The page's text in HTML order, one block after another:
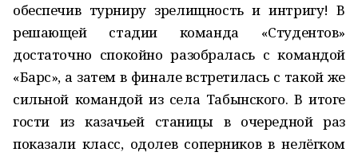
обеспечив турниру зрелищность и интригу! В
решающей стадии команда «Студентов»
достаточно спокойно разобралась с командой
«Барс», а затем в финале встретилась с такой же
сильной командой из села Табынского. В итоге
гости из казачьей станицы в очередной раз
показали класс, одолев соперников в нелёгком